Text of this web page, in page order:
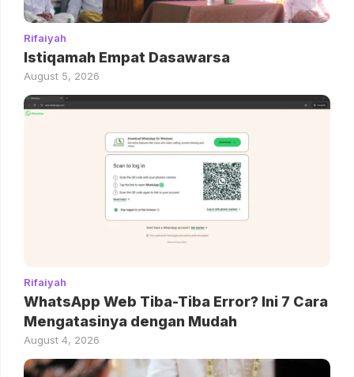
Rifaiyah
Istiqamah Empat Dasawarsa
August 5, 2026
Rifaiyah
WhatsApp Web Tiba-Tiba Error? Ini 7 Cara
Mengatasinya dengan Mudah
August 4, 2026